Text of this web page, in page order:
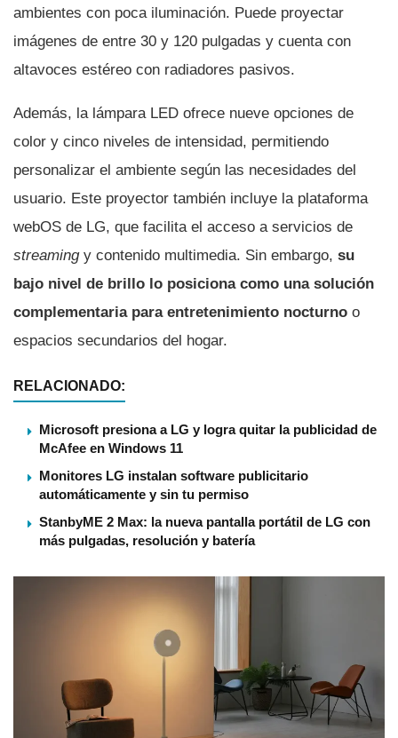
ambientes con poca iluminación. Puede proyectar
imágenes de entre 30 y 120 pulgadas y cuenta con
altavoces estéreo con radiadores pasivos.
Además, la lámpara LED ofrece nueve opciones de
color y cinco niveles de intensidad, permitiendo
personalizar el ambiente según las necesidades del
usuario. Este proyector también incluye la plataforma
webOS de LG, que facilita el acceso a servicios de
streamingy contenido multimedia. Sin embargo, su
bajo nivel de brillo lo posiciona como una solución
complementaria para entretenimiento nocturno o
espacios secundarios del hogar.
RELACIONADO:
Microsoft presiona a LG y logra quitar la publicidad de
McAfee en Windows 11
Monitores LG instalan software publicitario
automáticamente y sin tu permiso
StanbyME 2 Max: la nueva pantalla portátil de LG con
más pulgadas, resolución y batería